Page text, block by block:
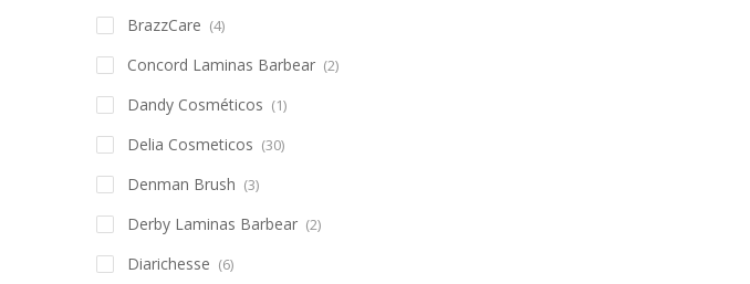
BrazzCare (4)
Concord Laminas Barbear (2)
Dandy Cosméticos (1)
Delia Cosmeticos (30)
Denman Brush (3)
Derby Laminas Barbear (2)
Diarichesse (6)